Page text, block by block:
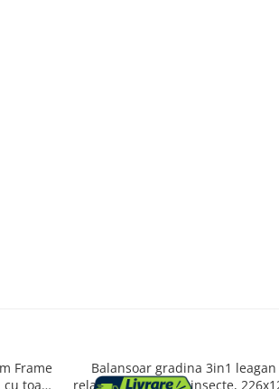
Frame
cu toate
Balansoar gradina 3in1
relaxare plasa anti-insecte,